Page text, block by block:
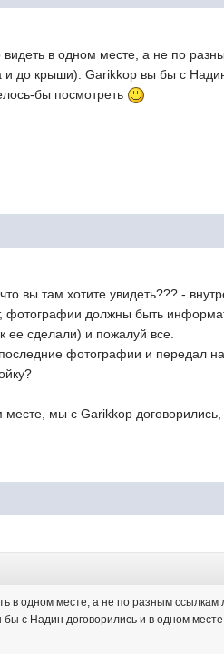
в одном месте, а не по
и до крыши). Garikkop вы бы с
бы посмотреть
вы там хотите увидеть??? -
фотографии должны быть
сделали) и пожалуй все.
фотографии и передал
мы с Garikkop
в одном месте, а не по разным
с Надин договорились и в одном